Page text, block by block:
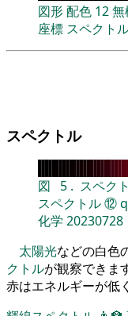
図形配色 12無
座標 スペクト
スペクトル
図 5 . スペク
スペクトル⑫
化学 20230728
太陽光などの白色
クトルが観察できま
赤はエネルギーが低